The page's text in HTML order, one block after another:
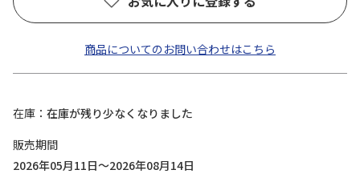
商品についてのお問い合わせはこちら
在庫
在庫が残り少なくなりました
販売期間
2026年05月11日～2026年08月14日